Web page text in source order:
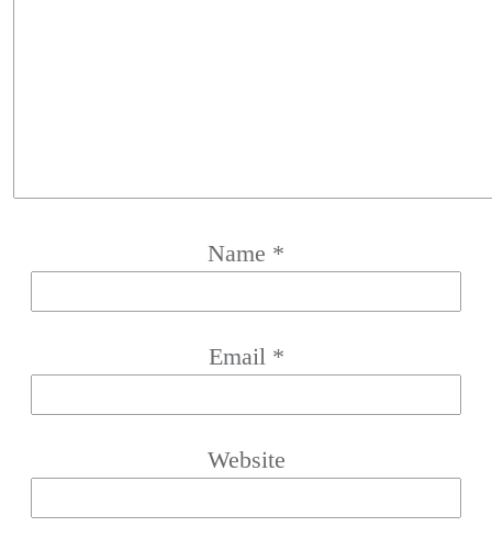
Name *
Email *
Website